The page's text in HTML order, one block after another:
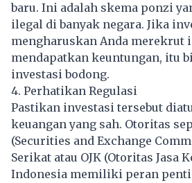
baru. Ini adalah skema ponzi
ilegal di banyak negara. Jika
mengharuskan Anda merekrut
mendapatkan keuntungan, itu
investasi bodong.
4. Perhatikan Regulasi
Pastikan investasi tersebut
keuangan yang sah. Otoritas
(Securities and Exchange
Serikat atau OJK (Otoritas Jasa
Indonesia memiliki peran